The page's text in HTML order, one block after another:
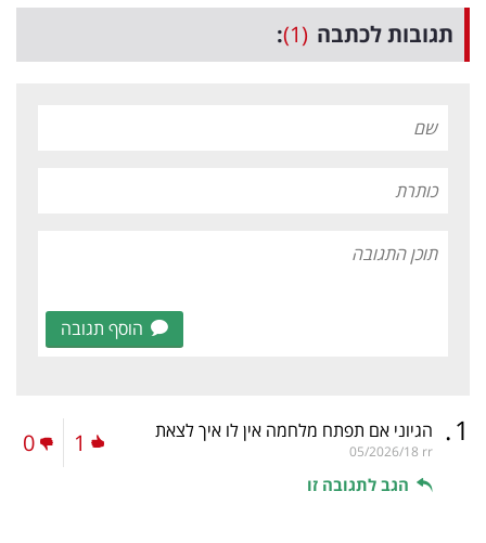
תגובות לכתבה (1)
:
הוסף תגובה
1
. הגיוני אם תפתח מלחמה אין לו איך לצאת
rr
05/2026/18
הגב לתגובה זו
1
0